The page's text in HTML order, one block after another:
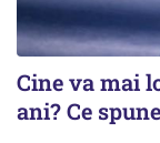
Cine va mai
ani? Ce